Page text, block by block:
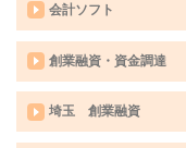
会計ソフト
創業融資・資金調達
埼玉 創業融資